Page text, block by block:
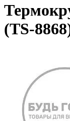
(TS-